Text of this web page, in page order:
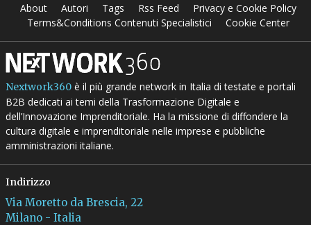
About Autori Tags Rss Feed
Privacy e Cookie Policy
Terms&Conditions Contenuti Specialistici
Cookie Center
Nextwork360è il più grande network in Italia di testate e portali
B2B dedicati ai temi della Trasformazione Digitale e
dell’Innovazione Imprenditoriale. Ha la missione di diffondere la
cultura digitale e imprenditoriale nelle imprese e pubbliche
amministrazioni italiane.
Indirizzo
Via Moretto da Brescia, 22
Milano - Italia